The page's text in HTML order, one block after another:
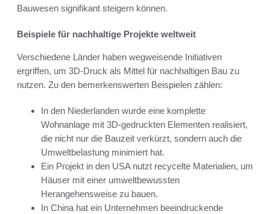
Bauwesen signifikant steigern können.
Beispiele für nachhaltige Projekte weltweit
Verschiedene Länder haben wegweisende Initiativen
ergriffen, um 3D-Druck als Mittel für nachhaltigen Bau zu
nutzen. Zu den bemerkenswerten Beispielen zählen:
In den Niederlanden wurde eine komplette
Wohnanlage mit 3D-gedruckten Elementen realisiert,
die nicht nur die Bauzeit verkürzt, sondern auch die
Umweltbelastung minimiert hat.
Ein Projekt in den USA nutzt recycelte Materialien, um
Häuser mit einer umweltbewussten
Herangehensweise zu bauen.
In China hat ein Unternehmen beeindruckende